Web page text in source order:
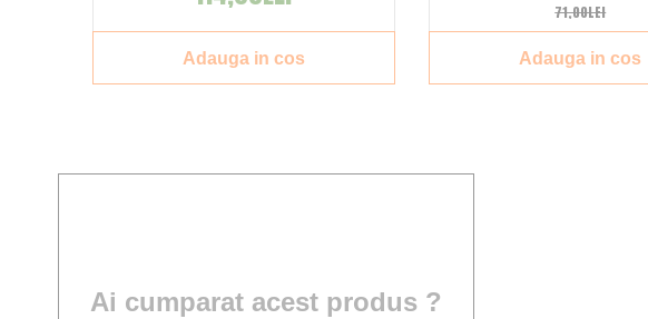
Ai cumparat acest produs ?
Adauga in cos
71,00LEI
Adauga in cos